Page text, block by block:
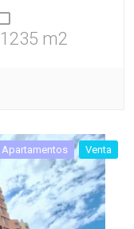
1235 m2
Apartamentos Venta